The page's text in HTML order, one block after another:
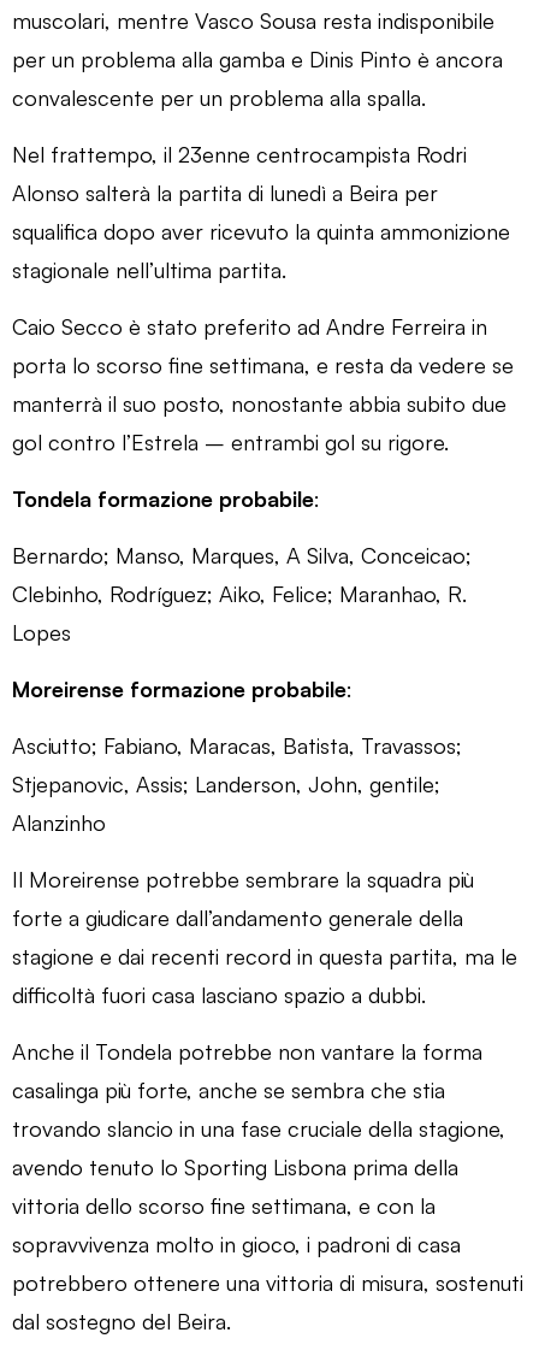
muscolari, mentre Vasco Sousa resta indisponibile
per un problema alla gamba e Dinis Pinto è ancora
convalescente per un problema alla spalla.
Nel frattempo, il 23enne centrocampista Rodri
Alonso salterà la partita di lunedì a Beira per
squalifica dopo aver ricevuto la quinta ammonizione
stagionale nell’ultima partita.
Caio Secco è stato preferito ad Andre Ferreira in
porta lo scorso fine settimana, e resta da vedere se
manterrà il suo posto, nonostante abbia subito due
gol contro l’Estrela – entrambi gol su rigore.
Tondela formazione probabile:
Bernardo; Manso, Marques, A Silva, Conceicao;
Clebinho, Rodríguez; Aiko, Felice; Maranhao, R.
Lopes
Moreirense formazione probabile:
Asciutto; Fabiano, Maracas, Batista, Travassos;
Stjepanovic, Assis; Landerson, John, gentile;
Alanzinho
Il Moreirense potrebbe sembrare la squadra più
forte a giudicare dall’andamento generale della
stagione e dai recenti record in questa partita, ma le
difficoltà fuori casa lasciano spazio a dubbi.
Anche il Tondela potrebbe non vantare la forma
casalinga più forte, anche se sembra che stia
trovando slancio in una fase cruciale della stagione,
avendo tenuto lo Sporting Lisbona prima della
vittoria dello scorso fine settimana, e con la
sopravvivenza molto in gioco, i padroni di casa
potrebbero ottenere una vittoria di misura, sostenuti
dal sostegno del Beira.